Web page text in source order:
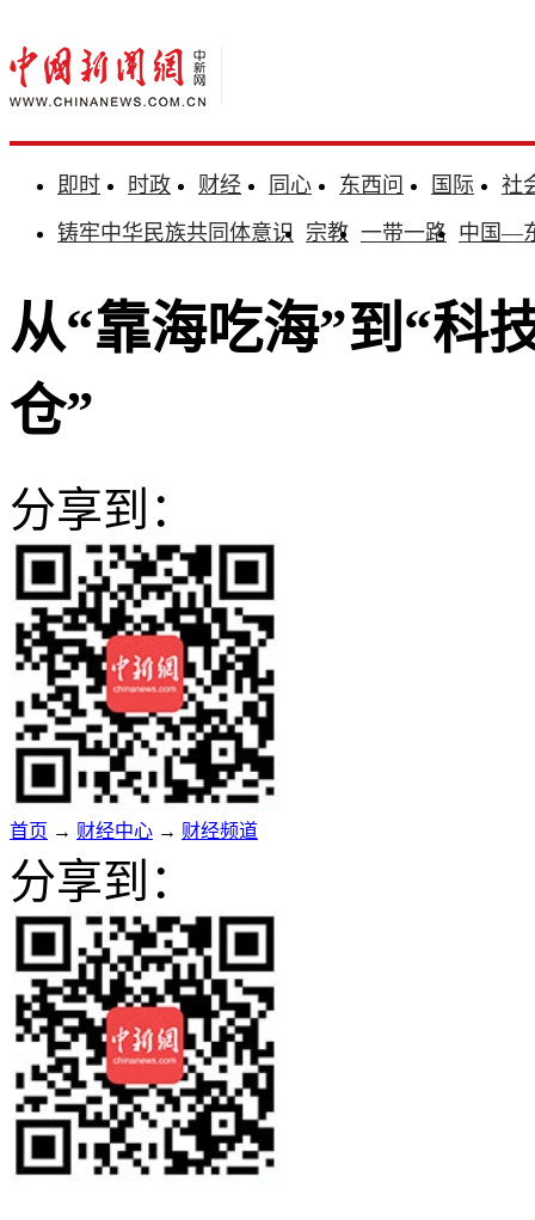
即时 时政 财经 同心 东西问 国际
社
铸牢中华民族共同体意识 宗教 一带一路 中国—
从“靠海吃海”到“科
仓”
分享到：
首页 → 财经中心 → 财经频道
分享到：